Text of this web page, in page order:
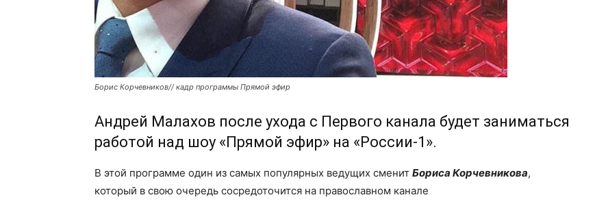
Борис Корчевников// кадр программы Прямой эфир
Андрей Малахов после ухода с Первого канала будет заниматься
работой над шоу «Прямой эфир» на «России-1».
В этой программе один из самых популярных ведущих сменит Бориса Корчевникова,
который в свою очередь сосредоточится на православном канале